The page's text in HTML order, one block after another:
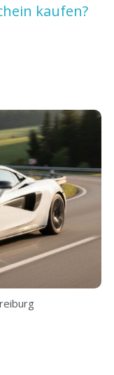
kaufen?